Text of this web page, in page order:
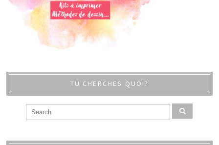
TU CHERCHES QUOI?